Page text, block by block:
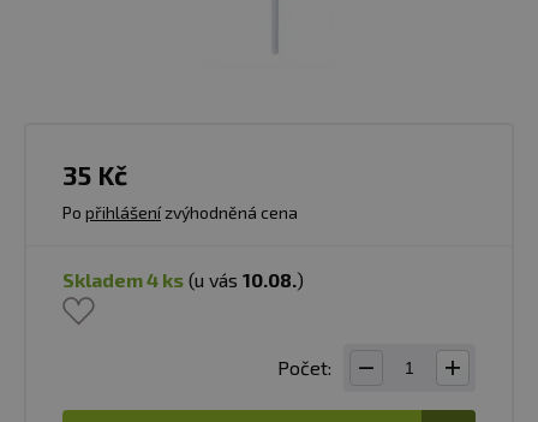
35 Kč
Po přihlášenízvýhodněná cena
skladem 4 ks (u vás 10.08.)
Počet: